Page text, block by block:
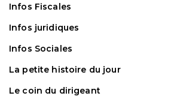
Infos Fiscales
Infos juridiques
Infos Sociales
La petite histoire du jour
Le coin du dirigeant